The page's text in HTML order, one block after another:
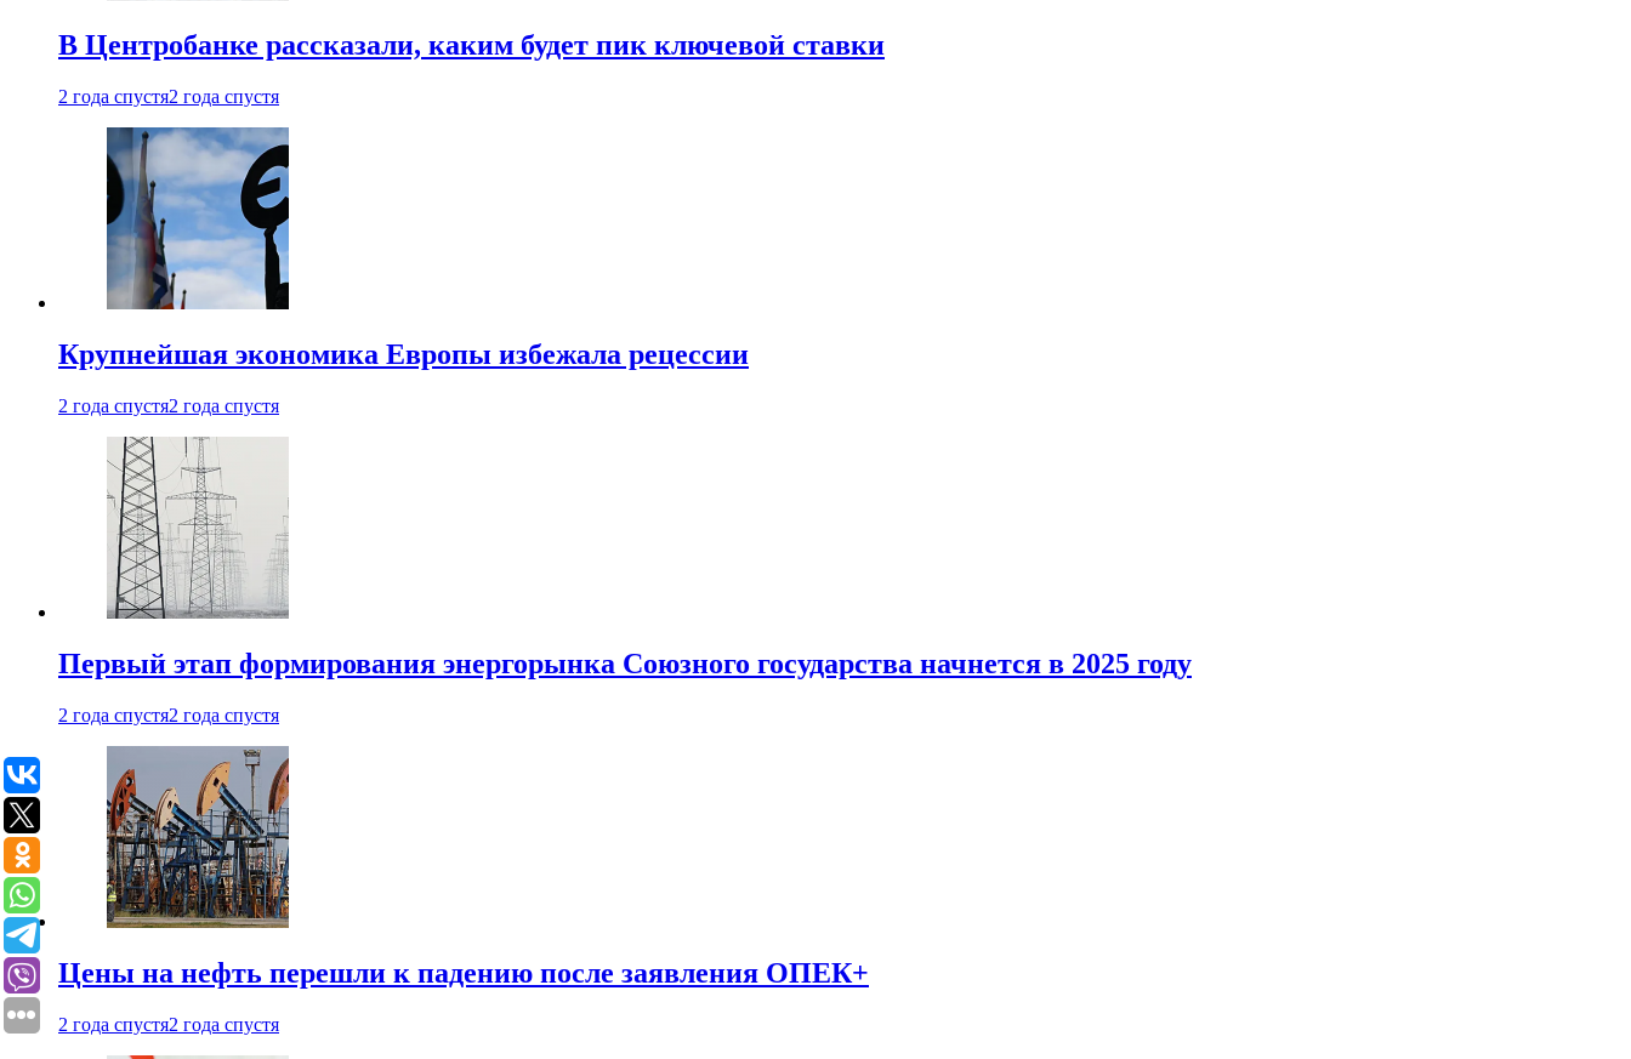
В Центробанке рассказали, каким будет пик ключевой ставки
2 года спустя2 года спустя
Крупнейшая экономика Европы избежала рецессии
2 года спустя2 года спустя
Первый этап формирования энергорынка Союзного государства начнется в 2025 году
2 года спустя2 года спустя
Цены на нефть перешли к падению после заявления ОПЕК+
2 года спустя2 года спустя